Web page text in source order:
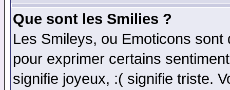
Que sont les Smilies ?
Les Smileys, ou Emoticons
pour exprimer certains
signifie joyeux, :( signifie triste.